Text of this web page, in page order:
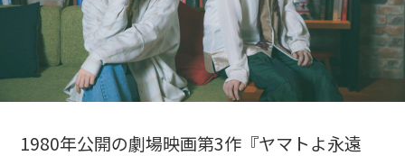
1980年公開の劇場映画第3作『ヤマトよ永遠